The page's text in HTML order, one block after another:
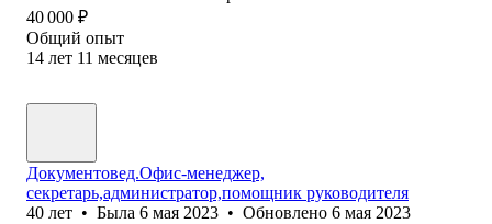
40 000 ₽
Общий опыт
14 лет 11 месяцев
Документовед.Офис-менеджер,
секретарь,администратор,помощник руководителя
40 лет • Была 6 мая 2023 • Обновлено 6 мая 2023